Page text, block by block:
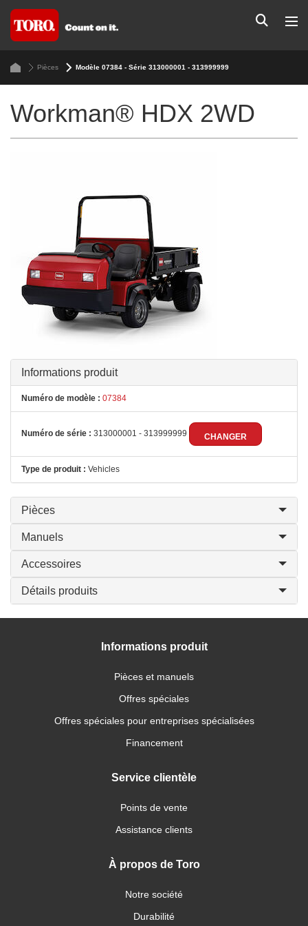
Pièces Modèle 07384 - Série 313000001 - 313999999
Workman® HDX 2WD
Informations produit
Numéro de modèle : 07384
Numéro de série : 313000001 - 313999999 CHANGER
Type de produit : Vehicles
Pièces
Manuels
Accessoires
Détails produits
Informations produit
Pièces et manuels
Offres spéciales
Offres spéciales pour entreprises spécialisées
Financement
Service clientèle
Points de vente
Assistance clients
À propos de Toro
Notre société
Durabilité